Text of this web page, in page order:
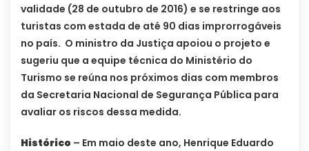
validade (28 de outubro de 2016) e se restringe aos
turistas com estada de até 90 dias improrrogáveis
no país. O ministro da Justiça apoiou o projeto e
sugeriu que a equipe técnica do Ministério do
Turismo se reúna nos próximos dias com membros
da Secretaria Nacional de Segurança Pública para
avaliar os riscos dessa medida.
Histórico – Em maio deste ano, Henrique Eduardo